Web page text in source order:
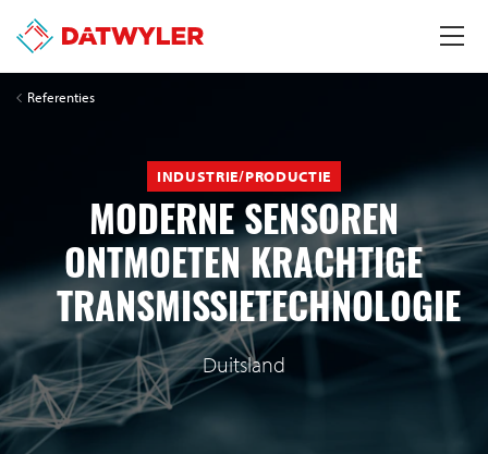
Referenties
INDUSTRIE/PRODUCTIE
MODERNE SENSOREN
ONTMOETEN KRACHTIGE
TRANSMISSIETECHNOLOGIE
Duitsland